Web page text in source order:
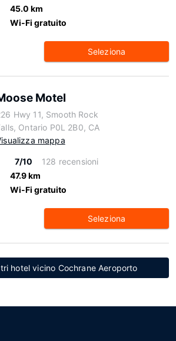
45.0 km
Wi-Fi gratuito
Seleziona
Motel
Hwy 11, Smooth Rock
Ontario P0L 2B0, CA
mappa
7/10
128 recensioni
47.9 km
Wi-Fi gratuito
Seleziona
hotel vicino Cochrane Aeroporto